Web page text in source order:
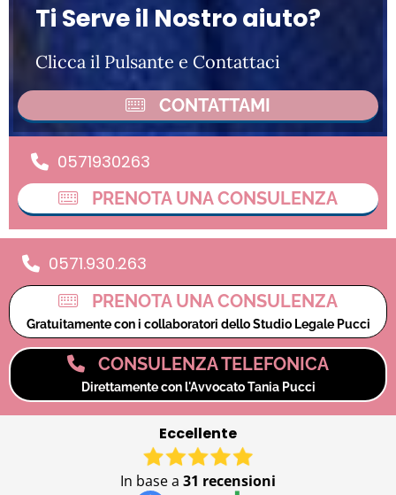
Ti Serve il Nostro aiuto?
Clicca il Pulsante e Contattaci
CONTATTAMI
0571930263
PRENOTA UNA CONSULENZA
0571.930.263
PRENOTA UNA CONSULENZA
Gratuitamente con i collaboratori dello Studio Legale Pucci
CONSULENZA TELEFONICA
Direttamente con l'Avvocato Tania Pucci
Eccellente
In base a 31 recensioni